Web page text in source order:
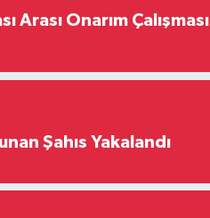
Arası Onarım Çalışması
Şahıs Yakalandı